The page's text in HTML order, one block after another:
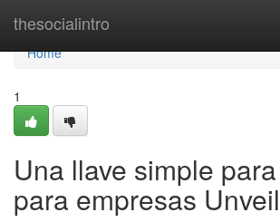
thesocialintro
Home
Home
1
Una llave simple
para empresas